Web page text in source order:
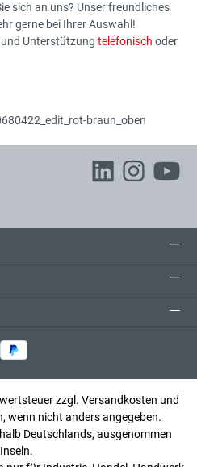
sich an uns? Unser freundliches
gerne bei Ihrer Auswahl!
Unterstützung telefonisch oder
zzgl. Versandkosten und
wenn nicht anders angegeben.
Deutschlands, ausgenommen
Inseln.